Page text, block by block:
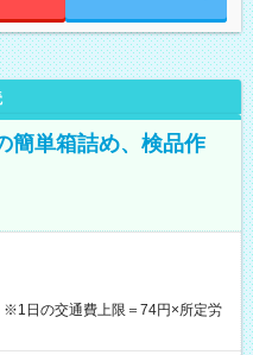
簡単箱詰め、検品作
日の交通費上限＝74円×所定労